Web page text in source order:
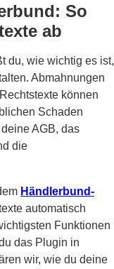
So
ab
du, wie wichtig es ist,
Abmahnungen
können
Schaden
AGB, das
die
Händlerbund-
automatisch
Funktionen
das Plugin in
wir, wie du deine